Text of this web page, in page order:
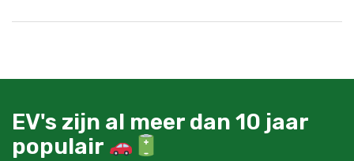
EV's zijn al meer dan 10 jaar
populair